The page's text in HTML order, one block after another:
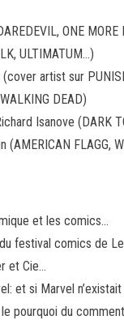
ONE MORE
ULTIMATUM…)
artist sur
DEAD)
Isanove (DARK
(AMERICAN FLAGG,
et les comics…
festival comics de
et Cie…
et si Marvel n’existait
pourquoi du